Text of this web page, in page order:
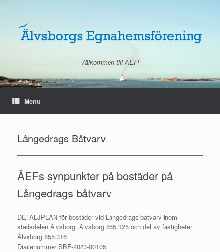
Välkommen till ÄEF!
Menu
Långedrags Båtvarv
ÄEFs synpunkter på bostäder på
Långedrags båtvarv
DETALJPLAN för bostäder vid Långedrags båtvarv inom
stadsdelen Älvsborg. Älvsborg 855:125 och del av fastigheten
Älvsborg 855:316
Diarienummer SBF-2023-00105